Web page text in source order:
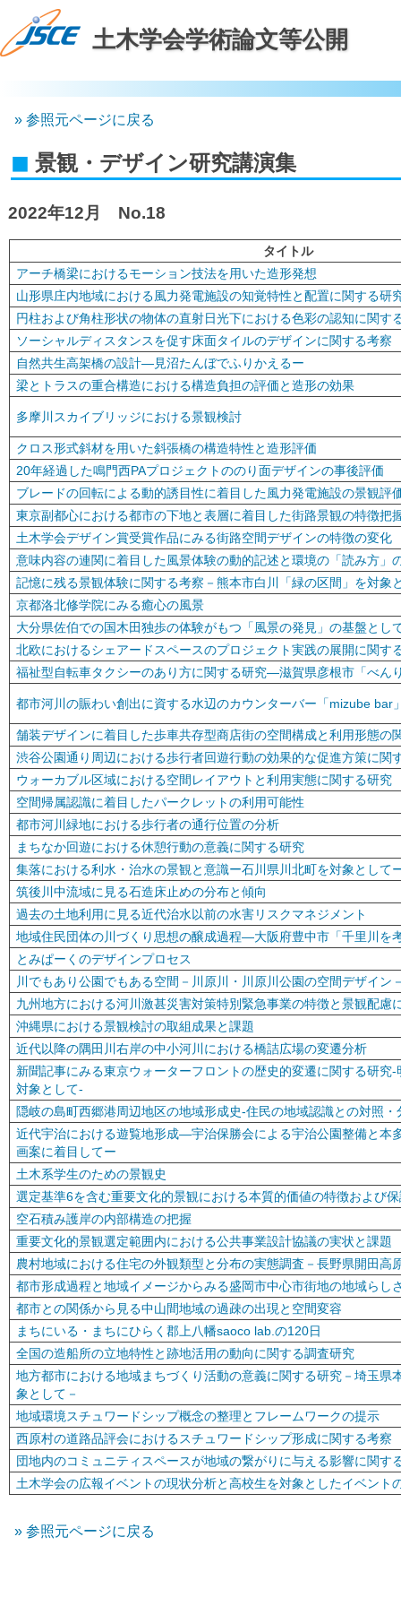
土木学会学術論文等公開
参照元ページに戻る
景観・デザイン研究講演集
2022年12月 No.18
タイトル
アーチ橋梁におけるモーション技法を用いた造形発想
山形県庄内地域における風力発電施設の知覚特性と配置に関する研
円柱および角柱形状の物体の直射日光下における色彩の認知に関す
ソーシャルディスタンスを促す床面タイルのデザインに関する考察
自然共生高架橋の設計―見沼たんぼでふりかえるー
梁とトラスの重合構造における構造負担の評価と造形の効果
多摩川スカイブリッジにおける景観検討
クロス形式斜材を用いた斜張橋の構造特性と造形評価
20年経過した鳴門西PAプロジェクトののり面デザインの事後評価
ブレードの回転による動的誘目性に着目した風力発電施設の景観評
東京副都心における都市の下地と表層に着目した街路景観の特徴把
土木学会デザイン賞受賞作品にみる街路空間デザインの特徴の変化
意味内容の連関に着目した風景体験の動的記述と環境の「読み方」
記憶に残る景観体験に関する考察－熊本市白川「緑の区間」を対象
京都洛北修学院にみる癒心の風景
大分県佐伯での国木田独歩の体験がもつ「風景の発見」の基盤とし
北欧におけるシェアードスペースのプロジェクト実践の展開に関す
福祉型自転車タクシーのあり方に関する研究―滋賀県彦根市「べん
都市河川の賑わい創出に資する水辺のカウンターバー「mizube bar
舗装デザインに着目した歩車共存型商店街の空間構成と利用形態の
渋谷公園通り周辺における歩行者回遊行動の効果的な促進方策に関
ウォーカブル区域における空間レイアウトと利用実態に関する研究
空間帰属認識に着目したパークレットの利用可能性
都市河川緑地における歩行者の通行位置の分析
まちなか回遊における休憩行動の意義に関する研究
集落における利水・治水の景観と意識ー石川県川北町を対象として
筑後川中流域に見る石造床止めの分布と傾向
過去の土地利用に見る近代治水以前の水害リスクマネジメント
地域住民団体の川づくり思想の醸成過程―大阪府豊中市「千里川を
とみぱーくのデザインプロセス
川でもあり公園でもある空間－川原川・川原川公園の空間デザイン
九州地方における河川激甚災害対策特別緊急事業の特徴と景観配慮
沖縄県における景観検討の取組成果と課題
近代以降の隅田川右岸の中小河川における橋詰広場の変遷分析
新聞記事にみる東京ウォーターフロントの歴史的変遷に関する研究
対象として-
隠岐の島町西郷港周辺地区の地域形成史-住民の地域認識との対照・
近代宇治における遊覧地形成―宇治保勝会による宇治公園整備と本
画案に着目してー
土木系学生のための景観史
選定基準6を含む重要文化的景観における本質的価値の特徴および
空石積み護岸の内部構造の把握
重要文化的景観選定範囲内における公共事業設計協議の実状と課題
農村地域における住宅の外観類型と分布の実態調査－長野県開田高
都市形成過程と地域イメージからみる盛岡市中心市街地の地域らし
都市との関係から見る中山間地域の過疎の出現と空間変容
まちにいる・まちにひらく郡上八幡saoco lab.の120日
全国の造船所の立地特性と跡地活用の動向に関する調査研究
地方都市における地域まちづくり活動の意義に関する研究－埼玉県
象として－
地域環境スチュワードシップ概念の整理とフレームワークの提示
西原村の道路品評会におけるスチュワードシップ形成に関する考察
団地内のコミュニティスペースが地域の繋がりに与える影響に関す
土木学会の広報イベントの現状分析と高校生を対象としたイベント
参照元ページに戻る